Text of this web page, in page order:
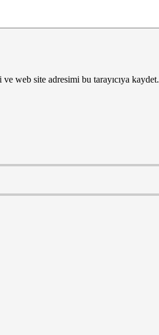
web site adresimi bu tarayıcıya kaydet.